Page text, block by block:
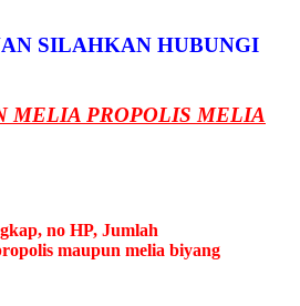
SILAHKAN HUBUNGI
MELIA PROPOLIS MELIA
no HP, Jumlah
maupun melia biyang